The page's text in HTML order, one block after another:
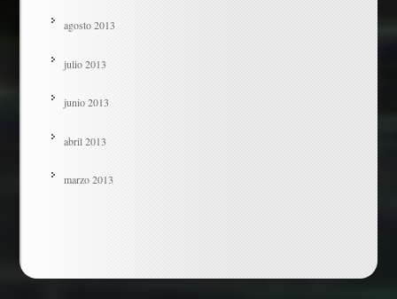
agosto 2013
julio 2013
junio 2013
abril 2013
marzo 2013